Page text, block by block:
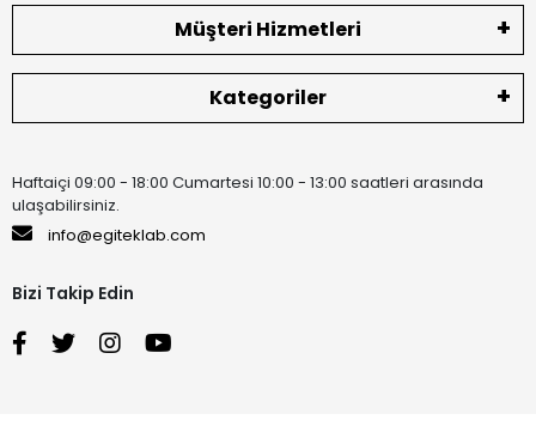
Müşteri Hizmetleri
Kategoriler
Haftaiçi 09:00 - 18:00 Cumartesi 10:00 - 13:00 saatleri arasında
ulaşabilirsiniz.
info@egiteklab.com
Bizi Takip Edin